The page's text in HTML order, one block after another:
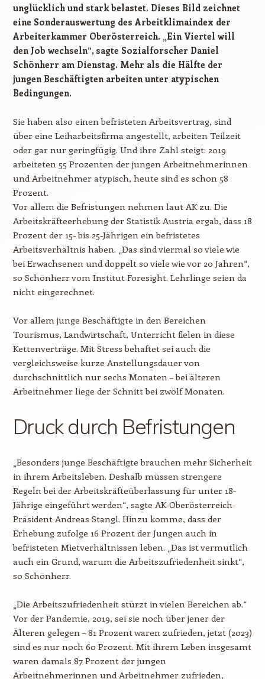
unglücklich und stark belastet. Dieses Bild zeichnet
eine Sonderauswertung des Arbeitklimaindex der
Arbeiterkammer Oberösterreich. „Ein Viertel will
den Job wechseln“, sagte Sozialforscher Daniel
Schönherr am Dienstag. Mehr als die Hälfte der
jungen Beschäftigten arbeiten unter atypischen
Bedingungen.
Sie haben also einen befristeten Arbeitsvertrag, sind
über eine Leiharbeitsfirma angestellt, arbeiten Teilzeit
oder gar nur geringfügig. Und ihre Zahl steigt: 2019
arbeiteten 55 Prozenten der jungen Arbeitnehmerinnen
und Arbeitnehmer atypisch, heute sind es schon 58
Prozent.
Vor allem die Befristungen nehmen laut AK zu. Die
Arbeitskräfteerhebung der Statistik Austria ergab, dass 18
Prozent der 15- bis 25-Jährigen ein befristetes
Arbeitsverhältnis haben. „Das sind viermal so viele wie
bei Erwachsenen und doppelt so viele wie vor 20 Jahren“,
so Schönherr vom Institut Foresight. Lehrlinge seien da
nicht eingerechnet.
Vor allem junge Beschäftigte in den Bereichen
Tourismus, Landwirtschaft, Unterricht fielen in diese
Kettenverträge. Mit Stress behaftet sei auch die
vergleichsweise kurze Anstellungsdauer von
durchschnittlich nur sechs Monaten – bei älteren
Arbeitnehmer liege der Schnitt bei zwölf Monaten.
Druck durch Befristungen
„Besonders junge Beschäftigte brauchen mehr Sicherheit
in ihrem Arbeitsleben. Deshalb müssen strengere
Regeln bei der Arbeitskräfteüberlassung für unter 18-
Jährige eingeführt werden“, sagte AK-Oberösterreich-
Präsident Andreas Stangl. Hinzu komme, dass der
Erhebung zufolge 16 Prozent der Jungen auch in
befristeten Mietverhältnissen leben. „Das ist vermutlich
auch ein Grund, warum die Arbeitszufriedenheit sinkt“,
so Schönherr.
„Die Arbeitszufriedenheit stürzt in vielen Bereichen ab.“
Vor der Pandemie, 2019, sei sie noch über jener der
Älteren gelegen – 81 Prozent waren zufrieden, jetzt (2023)
sind es nur noch 60 Prozent. Mit ihrem Leben insgesamt
waren damals 87 Prozent der jungen
Arbeitnehmerinnen und Arbeitnehmer zufrieden,